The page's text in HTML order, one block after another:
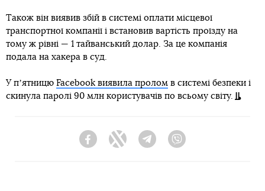
Також він виявив збій в системі оплати місцевої
транспортної компанії і встановив вартість проїзду на
тому ж рівні — 1 тайванський долар. За це компанія
подала на хакера в суд.
У пʼятницю Facebook виявила пролом в системі безпеки і
скинула паролі 90 млн користувачів по всьому світу.
FacebookTwitter Telegram